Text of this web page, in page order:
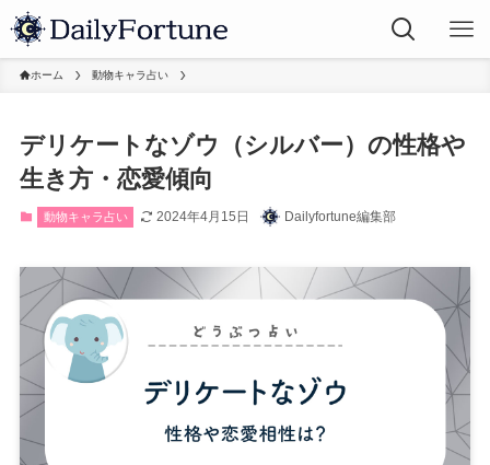
ホーム 動物キャラ占い
デリケートなゾウ（シルバー）の性格や
生き方・恋愛傾向
動物キャラ占い 2024年4月15日 Dailyfortune編集部